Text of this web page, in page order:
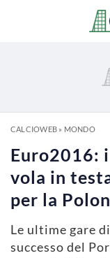
CALCIOWEB» MONDO
Euro2016:
vola in
per la
Le ultime gare
successo del